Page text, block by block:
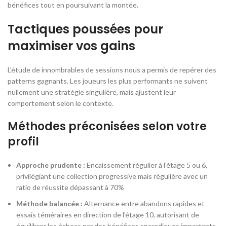
bénéfices tout en poursuivant la montée.
Tactiques poussées pour
maximiser vos gains
L’étude de innombrables de sessions nous a permis de repérer des
patterns gagnants. Les joueurs les plus performants ne suivent
nullement une stratégie singulière, mais ajustent leur
comportement selon le contexte.
Méthodes préconisées selon votre
profil
Approche prudente : Encaissement régulier à l’étage 5 ou 6,
privilégiant une collection progressive mais régulière avec un
ratio de réussite dépassant à 70%
Méthode balancée : Alternance entre abandons rapides et
essais téméraires en direction de l’étage 10, autorisant de